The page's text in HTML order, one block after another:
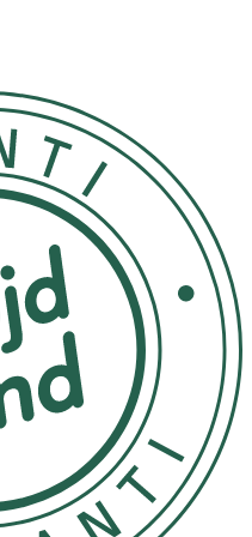
kost utan bör
varierad kost samt en
locket påskruvat, utom
dock förvaring i
Tablett %DRI*
670 mg 837,5*